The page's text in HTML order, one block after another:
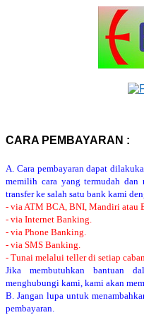
CARA PEMBAYARAN :
A. Cara pembayaran dapat
memilih cara yang termudah dan
transfer ke salah satu bank kami
- via ATM BCA, BNI, Mandiri atau
- via Internet Banking.
- via Phone Banking.
- via SMS Banking.
- Tunai melalui teller di setiap
Jika membutuhkan bantuan
menghubungi kami, kami akan
B. Jangan lupa untuk
pembayaran.